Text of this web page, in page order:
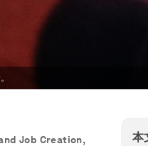
Job Creation,
本